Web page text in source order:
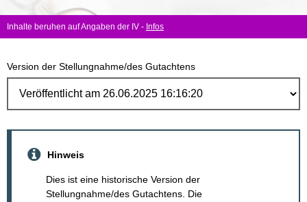
Inhalte beruhen auf Angaben der IV - Infos
Version der Stellungnahme/des Gutachtens
Hinweis
Dies ist eine historische Version der
Stellungnahme/des Gutachtens. Die